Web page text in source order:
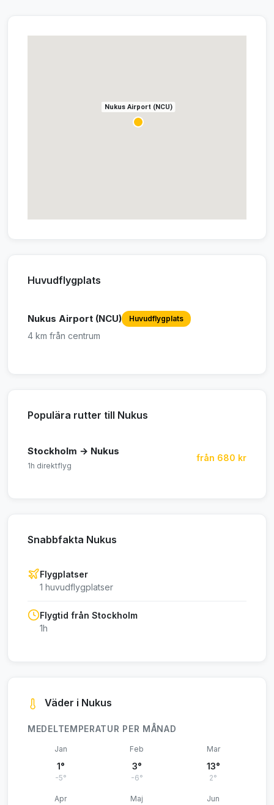
Nukus Airport (NCU)
Huvudflygplats
Nukus Airport (NCU) Huvudflygplats
4 km från centrum
Populära rutter till Nukus
Stockholm → Nukus
1h direktflyg
från 680 kr
Snabbfakta Nukus
Flygplatser
1 huvudflygplatser
Flygtid från Stockholm
1h
Väder i Nukus
MEDELTEMPERATUR PER MÅNAD
Jan
1°
-5°
Feb
3°
-6°
Mar
13°
2°
Apr Maj Jun